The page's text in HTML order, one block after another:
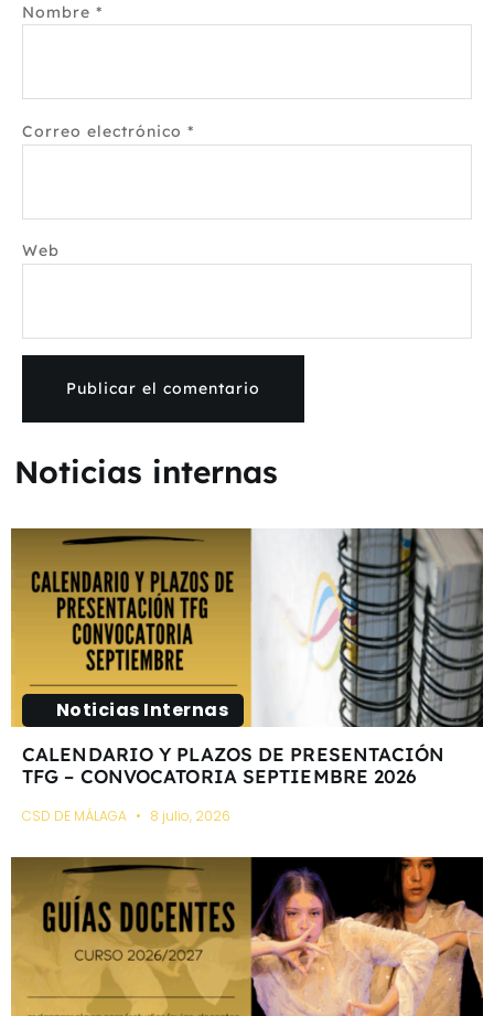
Nombre *
Correo electrónico *
Web
Noticias internas
Noticias Internas
CALENDARIO Y PLAZOS DE PRESENTACIÓN
TFG – CONVOCATORIA SEPTIEMBRE 2026
CSD DE MÁLAGA 8 julio, 2026